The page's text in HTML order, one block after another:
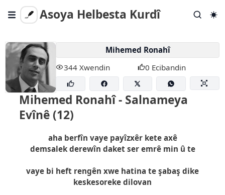
Asoya Helbesta Kurdî
Gotar
Helbestên Tevlihev
Helbest Bişîne
Lêgerîna Berfireh
Em Kî Ne?
Mihemed Ronahî
344 Xwendin
0 Ecibandin
Mihemed Ronahî - Salnameya
Evînê (12)
aha berfîn vaye payîzxêr kete axê
demsalek derewîn daket ser emrê min û te
vaye bi heft rengên xwe hatina te şabaş dike
keskesoreke dilovan